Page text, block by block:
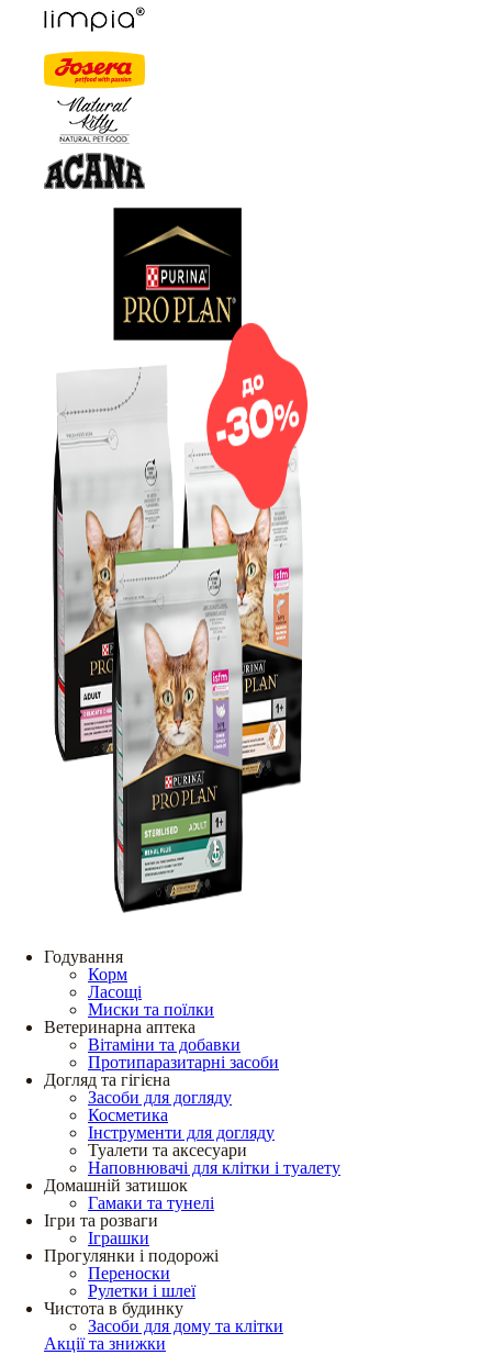
Годування
Корм
Ласощі
Миски та поїлки
Ветеринарна аптека
Вітаміни та добавки
Протипаразитарні засоби
Догляд та гігієна
Засоби для догляду
Косметика
Інструменти для догляду
Туалети та аксесуари
Наповнювачі для клітки і туалету
Домашній затишок
Гамаки та тунелі
Ігри та розваги
Іграшки
Прогулянки і подорожі
Переноски
Рулетки і шлеї
Чистота в будинку
Засоби для дому та клітки
Акції та знижки